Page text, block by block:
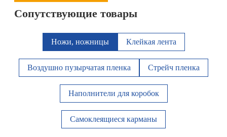
Сопутствующие товары
Ножи, ножницы Клейкая лента
Воздушно пузырчатая пленка Стрейч пленка
Наполнители для коробок
Самоклеящиеся карманы